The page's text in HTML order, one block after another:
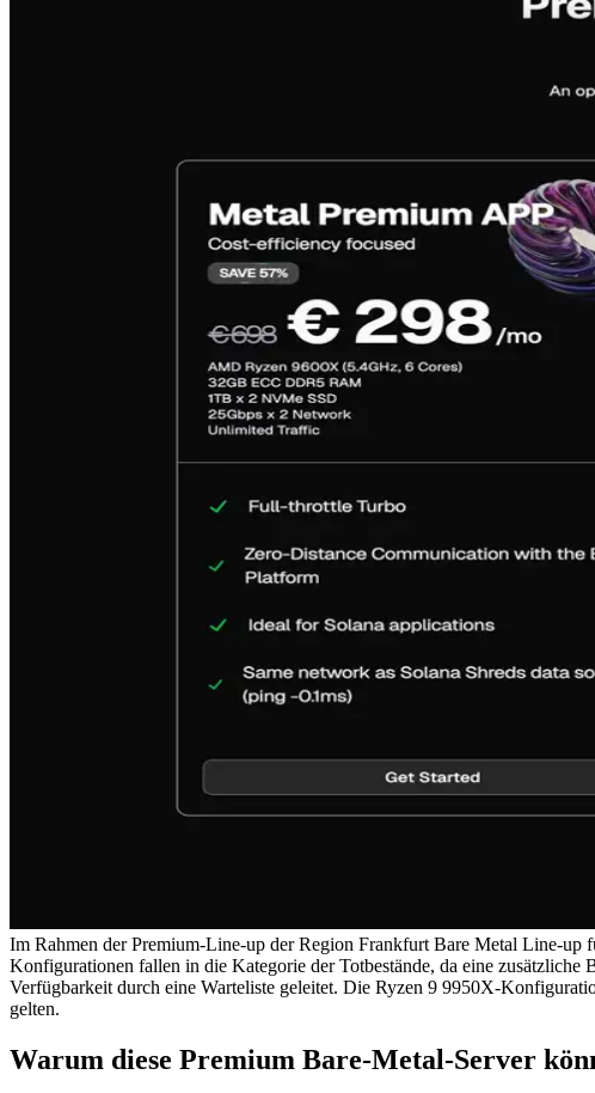
Im Rahmen der Premium-Line-up der Region Frankfurt Bare Metal Line-
Konfigurationen fallen in die Kategorie der Totbestände, da eine
Verfügbarkeit durch eine Warteliste geleitet. Die Ryzen 9 9950X-
gelten.
Warum diese Premium Bare-Metal-Server